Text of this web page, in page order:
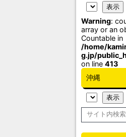
Warning:
array or an
Countable in
/home/
g.jp/
on line 413
沖縄